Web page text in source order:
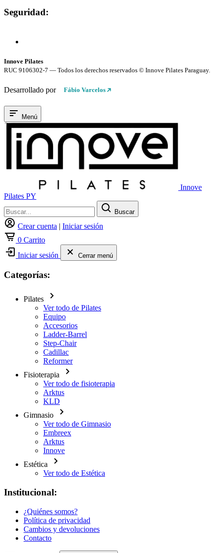
Seguridad:
Innove Pilates
RUC 9106302-7 — Todos los derechos reservados © Innove Pilates Paraguay.
Desarrollado por Fábio Varcelos
Menú
Innove
Pilates PY
Buscar
Crear cuenta | Iniciar sesión
0 Carrito
Iniciar sesión
Cerrar menú
Categorías:
Pilates
Ver todo de Pilates
Equipo
Accesorios
Ladder-Barrel
Step-Chair
Cadillac
Reformer
Fisioterapia
Ver todo de fisioterapia
Arktus
KLD
Gimnasio
Ver todo de Gimnasio
Embreex
Arktus
Innove
Estética
Ver todo de Estética
Institucional:
¿Quiénes somos?
Política de privacidad
Cambios y devoluciones
Contacto